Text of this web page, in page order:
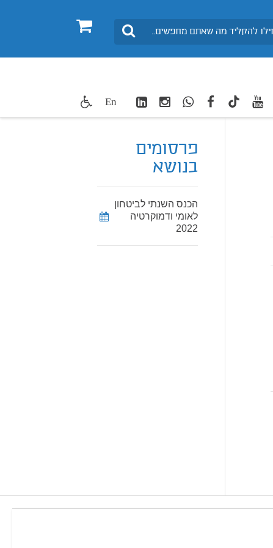
0 חיפוש
twitter
youtube
TikTok
facebook
WhatsApp
Instagram
LinkedIn
En
פרסומים
בנושא
הכנס השנתי לביטחון
לאומי ודמוקרטיה
2022